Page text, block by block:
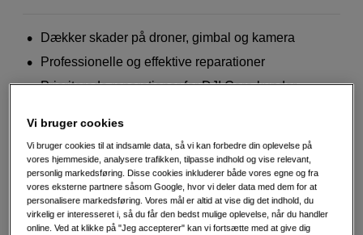
Dækker skader på droner, gimbal og kamera
Professionelle og effektive reparationer
Prioriterede reparationer for DJI Care-kunder
299 DKK
Antal
Læg i indkøbskurv
Vi bruger cookies
Vi bruger cookies til at indsamle data, så vi kan forbedre din oplevelse på
vores hjemmeside, analysere trafikken, tilpasse indhold og vise relevant,
personlig markedsføring. Disse cookies inkluderer både vores egne og fra
vores eksterne partnere såsom Google, hvor vi deler data med dem for at
personalisere markedsføring. Vores mål er altid at vise dig det indhold, du
virkelig er interesseret i, så du får den bedst mulige oplevelse, når du handler
online. Ved at klikke på "Jeg accepterer" kan vi fortsætte med at give dig